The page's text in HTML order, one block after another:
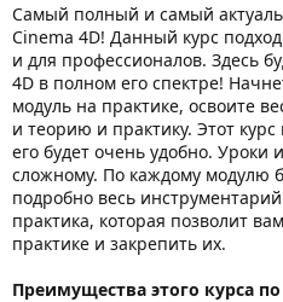
Самый полный и самый
Cinema 4D! Данный курс
и для профессионалов. Здесь
4D в полном его спектре!
модуль на практике, освоите
и теорию и практику. Этот курс
его будет очень удобно. Уроки
сложному. По каждому модулю
подробно весь
практика, которая позволит
практике и закрепить их.
Преимущества этого курса по